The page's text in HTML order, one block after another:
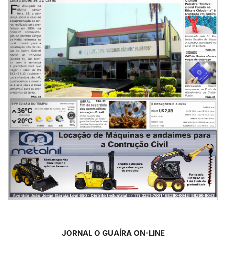
JORNAL O GUAÍRA ON-LINE